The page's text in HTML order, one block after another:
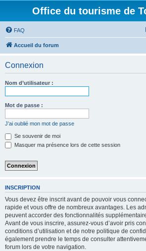
Office du tourisme de
FAQ
Accueil du forum
Connexion
Nom d’utilisateur :
Mot de passe :
J’ai oublié mon mot de passe
Se souvenir de moi
Masquer ma présence lors de cette session
INSCRIPTION
Vous devez être inscrit avant de pouvoir vous
rapide et vous offre de nombreux avantages. Les
peuvent accorder des fonctionnalités
Avant de vous inscrire, assurez-vous d’avoir pris
conditions d’utilisation et de notre politique de
également prendre le temps de consulter
forum lors de votre navigation.